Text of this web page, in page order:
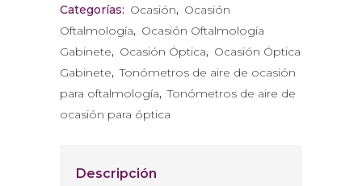
Categorías: Ocasión, Ocasión
Oftalmología, Ocasión Oftalmología
Gabinete, Ocasión Óptica, Ocasión Óptica
Gabinete, Tonómetros de aire de ocasión
para oftalmología, Tonómetros de aire de
ocasión para óptica
Descripción